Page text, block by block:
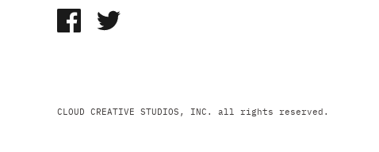
CLOUD CREATIVE STUDIOS, INC. all rights reserved.